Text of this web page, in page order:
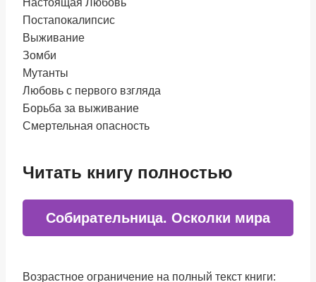
Настоящая Любовь
Постапокалипсис
Выживание
Зомби
Мутанты
Любовь с первого взгляда
Борьба за выживание
Смертельная опасность
Читать книгу полностью
Собирательница. Осколки мира
Возрастное ограничение на полный текст книги: